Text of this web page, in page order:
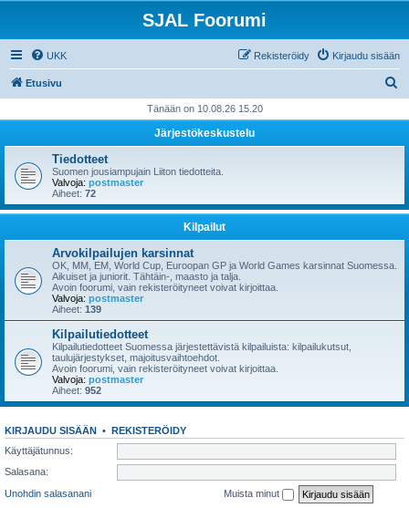
SJAL Foorumi
UKK Kirjaudu sisään
Rekisteröidy
Etusivu
i
Tänään on 10.08.26 15.20
Järjestökeskustelu
Tiedotteet
Suomen jousiampujain Liiton tiedotteita.
Valvoja: postmaster
Aiheet: 72
Kilpailut
Arvokilpailujen karsinnat
OK, MM, EM, World Cup, Euroopan GP ja World Games karsinnat Suomessa.
Aikuiset ja juniorit. Tähtäin-, maasto ja talja.
Avoin foorumi, vain rekisteröityneet voivat kirjoittaa.
Valvoja: postmaster
Aiheet: 139
Kilpailutiedotteet
Kilpailutiedotteet Suomessa järjestettävistä kilpailuista: kilpailukutsut,
taulujärjestykset, majoitusvaihtoehdot.
Avoin foorumi, vain rekisteröityneet voivat kirjoittaa.
Valvoja: postmaster
Aiheet: 952
KIRJAUDU SISÄÄN • REKISTERÖIDY
Käyttäjätunnus:
Salasana:
Unohdin salasanani
Muista minut